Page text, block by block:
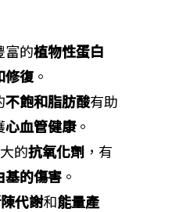
富的植物性蛋白
修復。
不飽和脂肪酸有助
心血管健康。
的抗氧化劑 ，有
基的傷害 。
代謝和能量產